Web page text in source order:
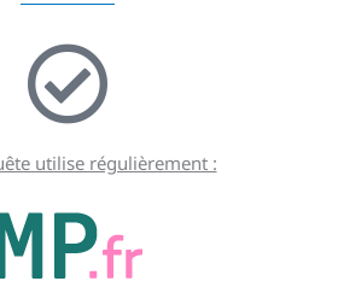
utilise régulièrement :